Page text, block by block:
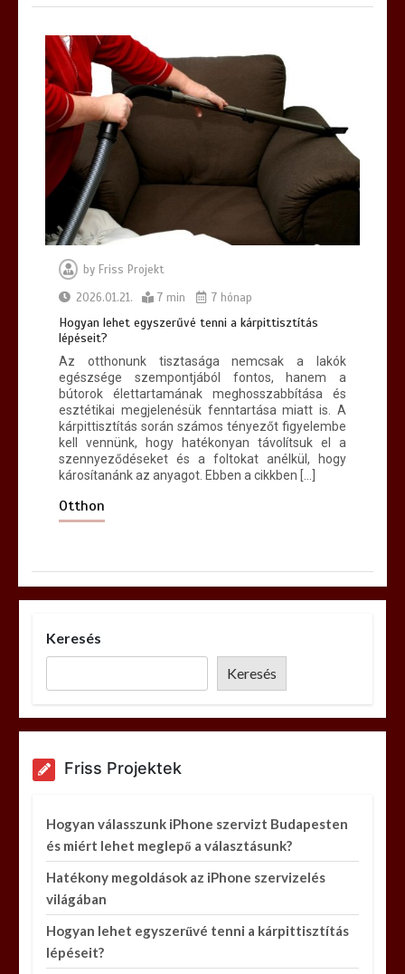
by Friss Projekt
2026.01.21.
7 min 7 hónap
Hogyan lehet egyszerűvé tenni a kárpittisztítás
lépéseit?
Az otthonunk tisztasága nemcsak a lakók
egészsége szempontjából fontos, hanem a
bútorok élettartamának meghosszabbítása és
esztétikai megjelenésük fenntartása miatt is. A
kárpittisztítás során számos tényezőt figyelembe
kell vennünk, hogy hatékonyan távolítsuk el a
szennyeződéseket és a foltokat anélkül, hogy
károsítanánk az anyagot. Ebben a cikkben […]
Otthon
Keresés
Keresés
Friss Projektek
Hogyan válasszunk iPhone szervizt Budapesten
és miért lehet meglepő a választásunk?
Hatékony megoldások az iPhone szervizelés
világában
Hogyan lehet egyszerűvé tenni a kárpittisztítás
lépéseit?